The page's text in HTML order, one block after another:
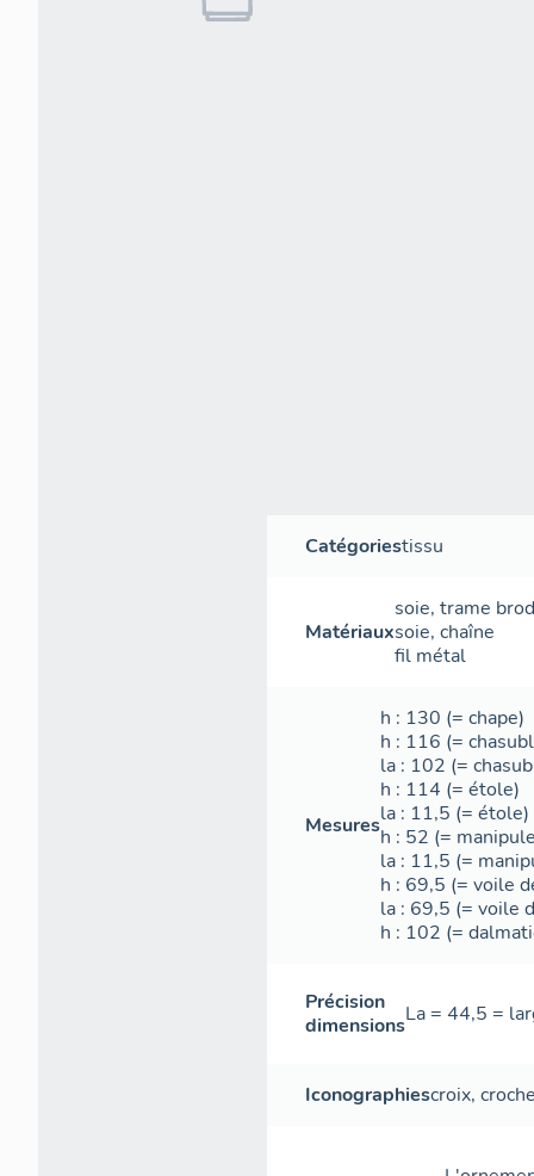
Catégoriestissu
Matériaux
soie, trame
soie, chaîne
fil métal
Mesures
h : 130 (= chape)
h : 116 (=
la : 102 (=
h : 114 (= étole)
la : 11,5 (= étole)
h : 52 (=
la : 11,5 (=
h : 69,5 (= voile
la : 69,5 (= voile
h : 102 (=
Précision
dimensionsLa = 44,5 =
Iconographiescroix,